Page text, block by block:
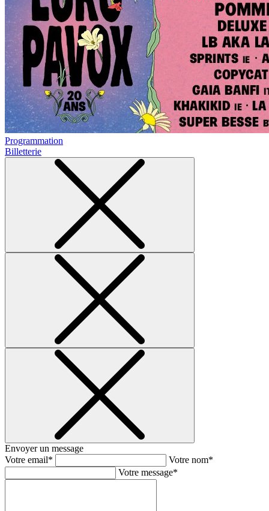
Programmation
Billetterie
Envoyer un message
Votre email*
Votre nom*
Votre message*